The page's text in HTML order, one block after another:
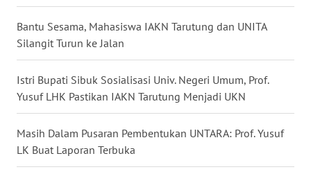
Bantu Sesama, Mahasiswa IAKN Tarutung dan UNITA
Silangit Turun ke Jalan
Istri Bupati Sibuk Sosialisasi Univ. Negeri Umum, Prof.
Yusuf LHK Pastikan IAKN Tarutung Menjadi UKN
Masih Dalam Pusaran Pembentukan UNTARA: Prof. Yusuf
LK Buat Laporan Terbuka
WN
WN